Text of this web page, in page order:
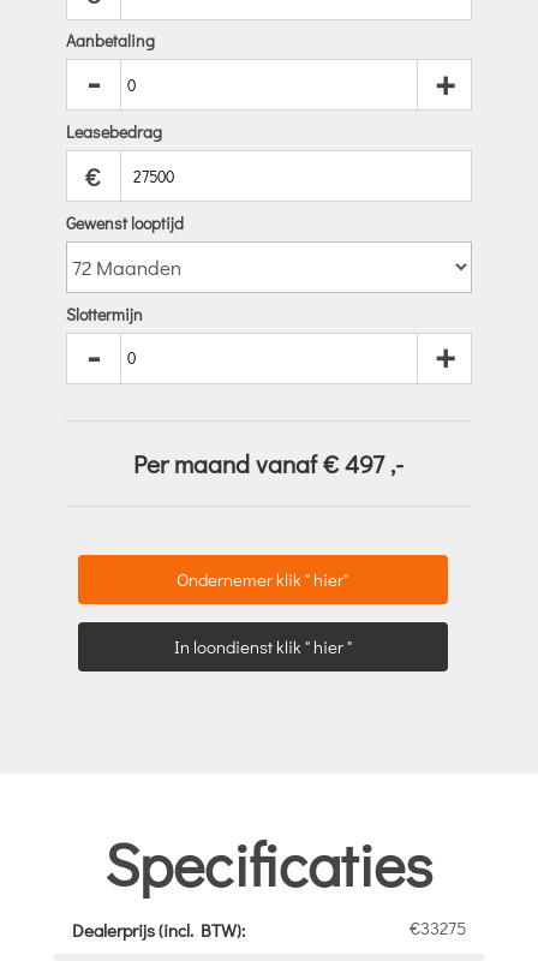
Aanbetaling
- +
Leasebedrag
€
Gewenst looptijd
Slottermijn
- +
Per maand vanaf €497,-
Ondernemer klik " hier"
In loondienst klik " hier "
Specificaties
Dealerprijs (incl. BTW): €33275